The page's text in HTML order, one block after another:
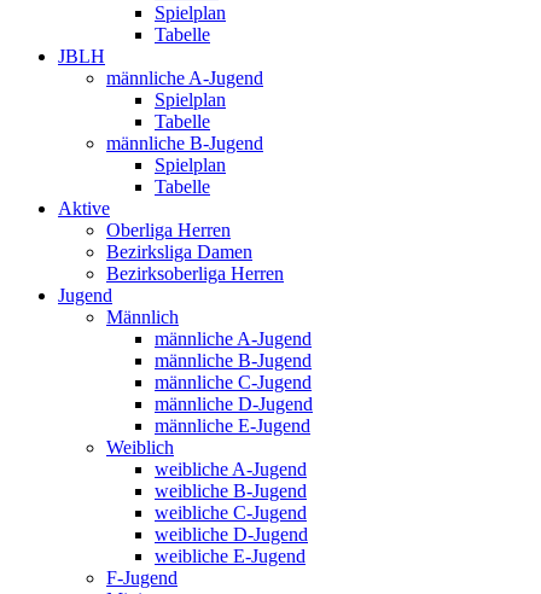
Spielplan
Tabelle
JBLH
männliche A-Jugend
Spielplan
Tabelle
männliche B-Jugend
Spielplan
Tabelle
Aktive
Oberliga Herren
Bezirksliga Damen
Bezirksoberliga Herren
Jugend
Männlich
männliche A-Jugend
männliche B-Jugend
männliche C-Jugend
männliche D-Jugend
männliche E-Jugend
Weiblich
weibliche A-Jugend
weibliche B-Jugend
weibliche C-Jugend
weibliche D-Jugend
weibliche E-Jugend
F-Jugend